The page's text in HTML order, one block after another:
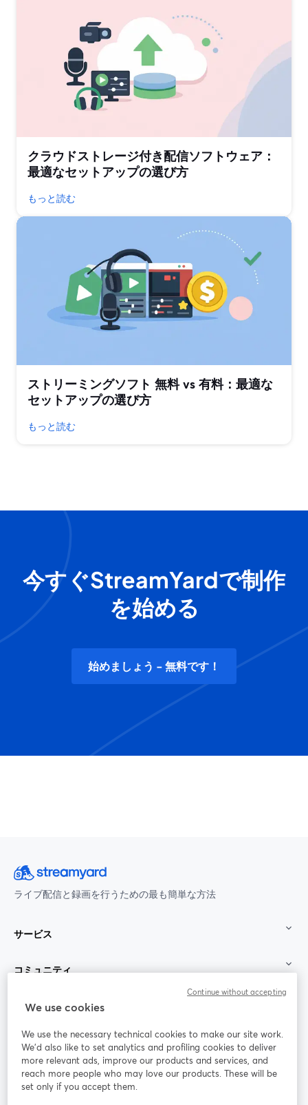
クラウドストレージ付き配信ソフトウェア：
最適なセットアップの選び方
もっと読む
ストリーミングソフト 無料 vs 有料：最適な
セットアップの選び方
もっと読む
今すぐStreamYardで制作
を始める
始めましょう - 無料です！
ライブ配信と録画を行うための最も簡単な方法
サービス
コミュニティ
StreamYard：
参加する
ライ
ンセ
Facebook
新しいタブで開く(Twitter)
YouTube
We use cookies
We use the necessary technical cookies to make our site work.
We'd also like to set analytics and profiling cookies to deliver
more relevant ads, improve our products and services, and
reach more people who may love our products. These will be
set only if you accept them.
Continue without accepting